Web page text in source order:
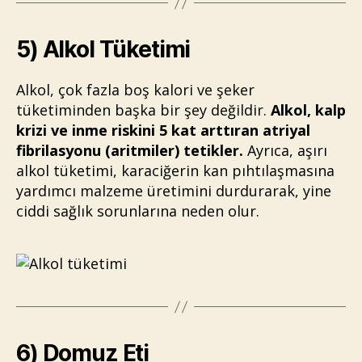
5) Alkol Tüketimi
Alkol, çok fazla boş kalori ve şeker
tüketiminden başka bir şey değildir. Alkol, kalp
krizi ve inme riskini 5 kat arttıran atriyal
fibrilasyonu (aritmiler) tetikler. Ayrıca, aşırı
alkol tüketimi, karaciğerin kan pıhtılaşmasına
yardımcı malzeme üretimini durdurarak, yine
ciddi sağlık sorunlarına neden olur.
6) Domuz Eti